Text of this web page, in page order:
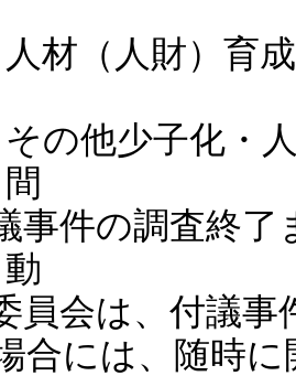
人財）育成及
少子化・人口
の調査終了
は、付議事件
合には、随時